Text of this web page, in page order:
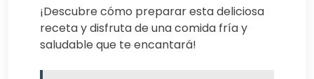
¡Descubre cómo preparar esta deliciosa
receta y disfruta de una comida fría y
saludable que te encantará!